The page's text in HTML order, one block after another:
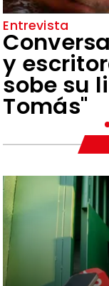
Entrevista
y
sobe su
Tomás"